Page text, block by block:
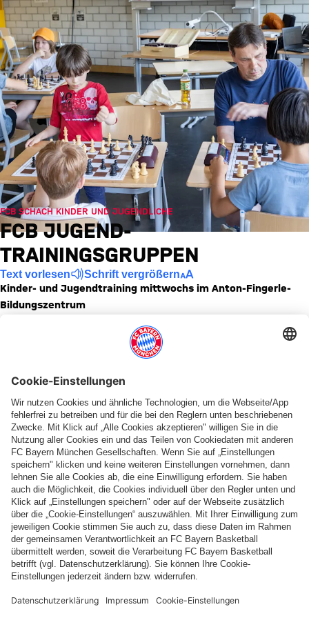
FCB SCHACH KINDER UND JUGENDLICHE
FCB JUGEND-
TRAININGSGRUPPEN
Text vorlesen Schrift vergrößern
Kinder- und Jugendtraining mittwochs im Anton-Fingerle-
Bildungszentrum
Immer donnerstags ab 18:00 Uhr bis maximal 19:30
thematische und freie Partien
Zielgruppe:
o Alle Kinder und Jugendlichen des FC Bayern München
Zielgruppe
Ort: Anton-Fingerle-Bildungszentrum, Schlierseestraße 47
(Nähe S/U Giesing)
o Klassenzimmer E71 und E73
Trainer: